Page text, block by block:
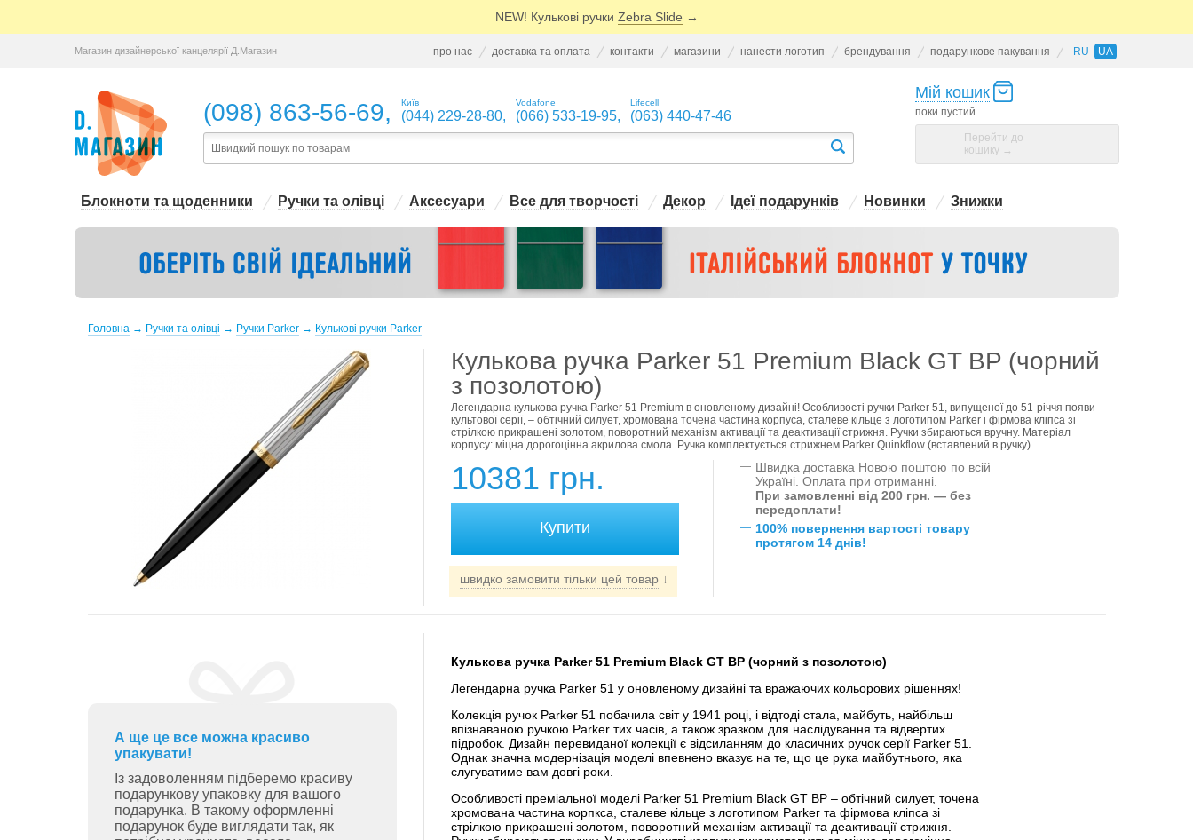
NEW! Кулькові ручки Zebra Slide →
Магазин дизайнерської канцелярії Д.Магазин про нас доставка та оплата контакти магазини нанести логотип брендування подарункове пакування RU UA
(098) 863-56-69, Київ
(044) 229-28-80,
Vodafone
(066) 533-19-95,
Lifecell
(063) 440-47-46
Мій кошик
поки пустий
Перейти до
кошику →
Блокноти та щоденники Ручки та олівці Аксесуари Все для творчості Декор Ідеї подарунків Новинки Знижки
Головна → Ручки та олівці → Ручки Parker → Кулькові ручки Parker
Кулькова ручка Parker 51 Premium Black GT BP (чорний
з позолотою)
Легендарна кулькова ручка Parker 51 Premium в оновленому дизайні! Особливості ручки Parker 51, випущеної до 51-річчя появи
культової серії, – обтічний силует, хромована точена частина корпуса, сталеве кільце з логотипом Parker і фірмова кліпса зі
стрілкою прикрашені золотом, поворотний механізм активації та деактивації стрижня. Ручки збираються вручну. Матеріал
корпусу: міцна дорогоцінна акрилова смола. Ручка комплектується стрижнем Parker Quinkflow (вставлений в ручку).
10381 грн.
швидко замовити тільки цей товар↓
— Швидка доставка Новою поштою по всій
Україні. Оплата при отриманні.
При замовленні від 200 грн. — без
передоплати!
— 100% повернення вартості товару
протягом 14 днів!
А ще це все можна красиво
упакувати!
Із задоволенням підберемо красиву
подарункову упаковку для вашого
подарунка. В такому оформленні
подарунок буде виглядати так, як
Кулькова ручка Parker 51 Premium Black GT BP (чорний з позолотою)
Легендарна ручка Parker 51 у оновленому дизайні та вражаючих кольорових рішеннях!
Колекція ручок Parker 51 побачила світ у 1941 році, і відтоді стала, майбуть, найбільш
впізнаваною ручкою Parker тих часів, а також зразком для наслідування та відвертих
підробок. Дизайн перевиданої колекції є відсиланням до класичних ручок серії Parker 51.
Однак значна модернізація моделі впевнено вказує на те, що це рука майбутнього, яка
слугуватиме вам довгі роки.
Особливості преміальної моделі Parker 51 Premium Black GT BP – обтічний силует, точена
хромована частина корпкса, сталеве кільце з логотипом Parker та фірмова кліпса зі
стрілкою прикрашені золотом, поворотний механізм активації та деактивації стрижня.